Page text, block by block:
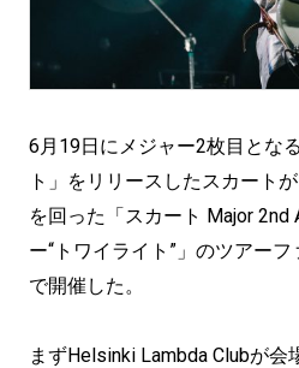
6月19日にメジャー2枚目とな
ト」をリリースしたスカート
を回った「スカート Major 2nd
ー“トワイライト”」のツアー
で開催した。
まずHelsinki Lambda Clubが会